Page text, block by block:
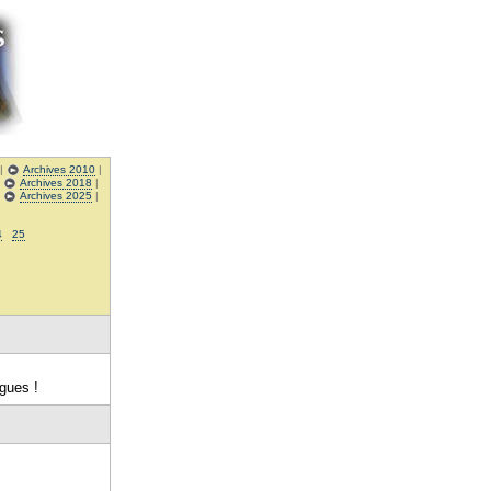
| Archives 2010|
Archives 2018 |
Archives 2025|
25
!